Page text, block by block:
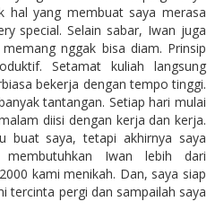
hal yang membuat saya merasa
special. Selain sabar, Iwan juga
nggak bisa diam. Prinsip
Setamat kuliah langsung
bekerja dengan tempo tinggi.
tantangan. Setiap hari mulai
diisi dengan kerja dan kerja.
buat saya, tetapi akhirnya saya
Iwan lebih dari
kami menikah. Dan, saya siap
tercinta pergi dan sampailah saya